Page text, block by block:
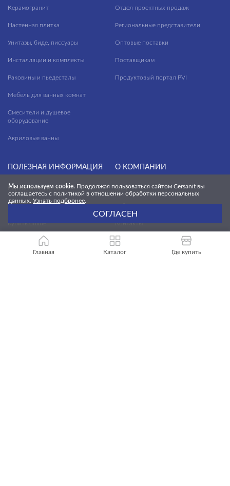
Керамогранит
Настенная плитка
Унитазы, биде, писсуары
Инсталляции и комплекты
Раковины и пьедесталы
Мебель для ванных комнат
Смесители и душевое
оборудование
Акриловые ванны
Отдел проектных продаж
Региональные представители
Оптовые поставки
Поставщикам
Продуктовый портал PVI
ПОЛЕЗНАЯ ИНФОРМАЦИЯ
Сервис и Гарантия
Где купить
Купить online
Гид по ремонту
О КОМПАНИИ
Блог
О бренде
Контакты
Карьера
Мы используем cookie. Продолжая пользоваться сайтом Cersanit вы
соглашаетесь с политикой в отношении обработки персональных
данных. Узнать подбронее
СОГЛАСЕН
Главная Каталог Где купить